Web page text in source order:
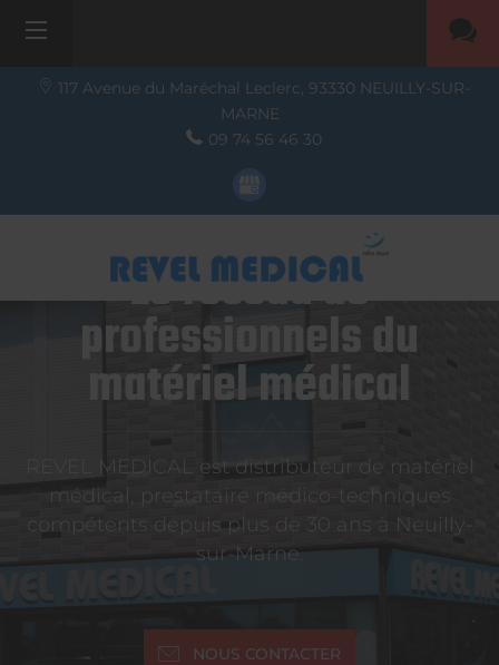
117 Avenue du Maréchal Leclerc, 93330 NEUILLY-SUR-
MARNE
09 74 56 46 30
Le réseau de
professionnels du
matériel médical
REVEL MEDICAL est distributeur de matériel
médical, prestataire médico-techniques
compétents depuis plus de 30 ans à Neuilly-
sur-Marne.
NOUS CONTACTER